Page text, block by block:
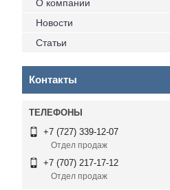
О компании
Новости
Статьи
Контакты
+7 (727) 339-12-07
Отдел продаж
+7 (707) 217-17-12
Отдел продаж